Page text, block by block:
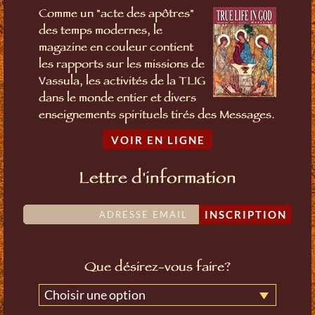
Comme un "acte des apôtres"
des temps modernes, le
magazine en couleur contient
les rapports sur les missions de
Vassula, les activités de la TLIG
dans le monde entier et divers
enseignements spirituels tirés des Messages.
VOIR EN LIGNE
Lettre d'information
INSCRIPTION
Que désirez-vous faire?
Choisir une option